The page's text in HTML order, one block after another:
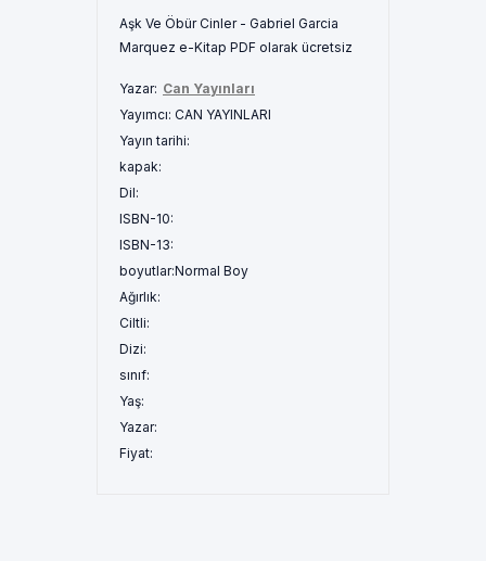
Aşk Ve Öbür Cinler - Gabriel Garcia
Marquez e-Kitap PDF olarak ücretsiz
Yazar: Can Yayınları
Yayımcı: CAN YAYINLARI
Yayın tarihi:
kapak:
Dil:
ISBN-10:
ISBN-13:
boyutlar:Normal Boy
Ağırlık:
Ciltli:
Dizi:
sınıf:
Yaş:
Yazar:
Fiyat: